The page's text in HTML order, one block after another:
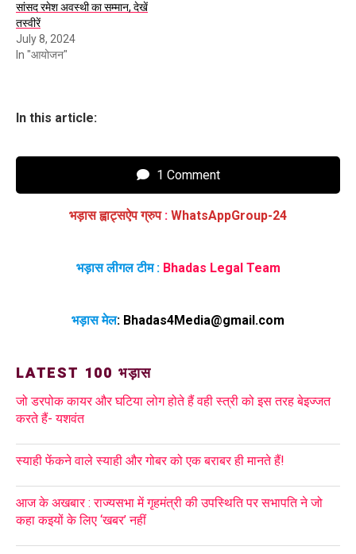
सांसद रमेश अवस्थी का सम्मान, देखें
तस्वीरें
July 8, 2024
In "आयोजन"
In this article:
1 Comment
भड़ास ह्वाट्सऐप ग्रुप : WhatsAppGroup-24
भड़ास लीगल टीम : Bhadas Legal Team
भड़ास मेल: Bhadas4Media@gmail.com
LATEST 100 भड़ास
जो डरपोक कायर और घटिया लोग होते हैं वही स्त्री को इस तरह बेइज्जत
करते हैं- यशवंत
स्याही फेंकने वाले स्याही और गोबर को एक बराबर ही मानते हैं!
आज के अखबार : राज्यसभा में गृहमंत्री की उपस्थिति पर सभापति ने जो
कहा कइयों के लिए ‘खबर’ नहीं